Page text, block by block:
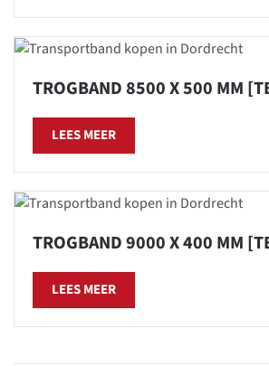
TROGBAND 8500 X 500 MM
LEES MEER
TROGBAND 9000 X 400 MM
LEES MEER